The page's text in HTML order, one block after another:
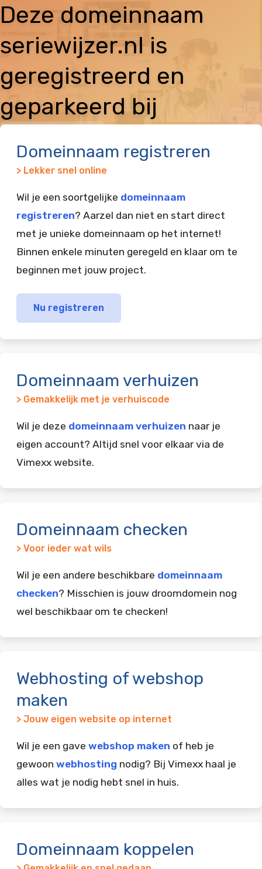
Deze domeinnaam
seriewijzer.nl is
geregistreerd en
geparkeerd bij
Domeinnaam registreren
> Lekker snel online
Wil je een soortgelijke domeinnaam
registreren? Aarzel dan niet en start direct
met je unieke domeinnaam op het internet!
Binnen enkele minuten geregeld en klaar om te
beginnen met jouw project.
Nu registreren
Domeinnaam verhuizen
> Gemakkelijk met je verhuiscode
Wil je deze domeinnaam verhuizen naar je
eigen account? Altijd snel voor elkaar via de
Vimexx website.
Domeinnaam checken
> Voor ieder wat wils
Wil je een andere beschikbare domeinnaam
checken? Misschien is jouw droomdomein nog
wel beschikbaar om te checken!
Webhosting of webshop
maken
> Jouw eigen website op internet
Wil je een gave webshop maken of heb je
gewoon webhosting nodig? Bij Vimexx haal je
alles wat je nodig hebt snel in huis.
Domeinnaam koppelen